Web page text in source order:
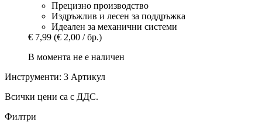
Прецизно производство
Издръжлив и лесен за поддръжка
Идеален за механични системи
€ 7,99 (€ 2,00 / бр.)
В момента не е наличен
Инструменти: 3 Артикул
Всички цени са с ДДС.
Филтри